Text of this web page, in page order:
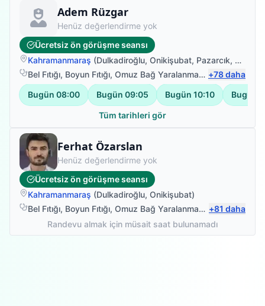
Adem Rüzgar
Fizyoterapist
Henüz değerlendirme yok
Ücretsiz ön görüşme seansı
Kahramanmaraş (Dulkadiroğlu, Onikişubat, Pazarcık,
Bel Fıtığı, Boyun Fıtığı, Omuz Bağ Yaralanması ,Protez
+78daha
Bugün 08:00 Bugün 09:05 Bugün 10:10 Bugün
Tüm tarihleri gör
Ferhat Özarslan
Uzman Fizyoterapist
Henüz değerlendirme yok
Ücretsiz ön görüşme seansı
Kahramanmaraş (Dulkadiroğlu, Onikişubat)
Bel Fıtığı, Boyun Fıtığı, Omuz Bağ Yaralanması ,Sırt Ağrısı
+81 daha
Randevu almak için müsait saat bulunamadı